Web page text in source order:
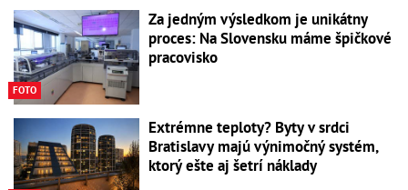
FOTO
Za jedným výsledkom je unikátny
proces: Na Slovensku máme špičkové
pracovisko
Extrémne teploty? Byty v srdci
Bratislavy majú výnimočný systém,
ktorý ešte aj šetrí náklady